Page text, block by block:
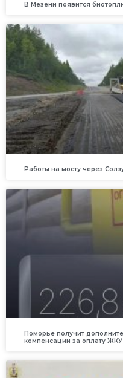
В Мезени появится
Работы на мосту через
Поморье получит
компенсации за оплату ЖКУ